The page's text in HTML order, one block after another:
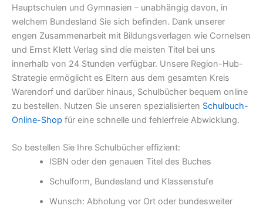
Hauptschulen und Gymnasien – unabhängig davon, in
welchem Bundesland Sie sich befinden. Dank unserer
engen Zusammenarbeit mit Bildungsverlagen wie Cornelsen
und Ernst Klett Verlag sind die meisten Titel bei uns
innerhalb von 24 Stunden verfügbar. Unsere Region-Hub-
Strategie ermöglicht es Eltern aus dem gesamten Kreis
Warendorf und darüber hinaus, Schulbücher bequem online
zu bestellen. Nutzen Sie unseren spezialisierten Schulbuch-
Online-Shop für eine schnelle und fehlerfreie Abwicklung.
So bestellen Sie Ihre Schulbücher effizient:
ISBN oder den genauen Titel des Buches
Schulform, Bundesland und Klassenstufe
Wunsch: Abholung vor Ort oder bundesweiter